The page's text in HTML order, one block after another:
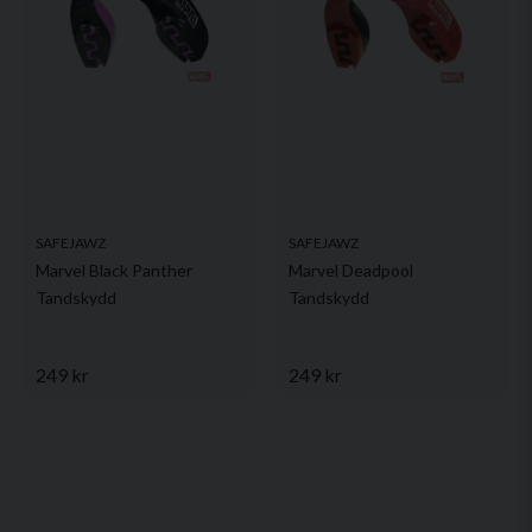
SAFEJAWZ
Marvel Black Panther
Tandskydd
249 kr
SAFEJAWZ
Marvel Deadpool
Tandskydd
249 kr